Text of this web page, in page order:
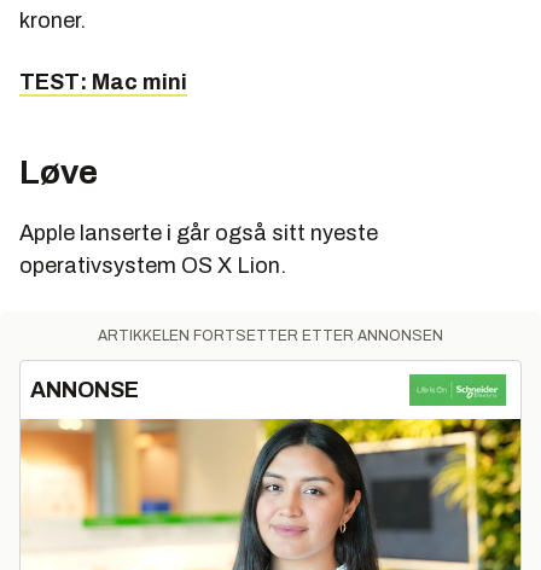
kroner.
TEST: Mac mini
Løve
Apple lanserte i går også sitt nyeste
operativsystem OS X Lion.
ARTIKKELEN FORTSETTER ETTER ANNONSEN
ANNONSE